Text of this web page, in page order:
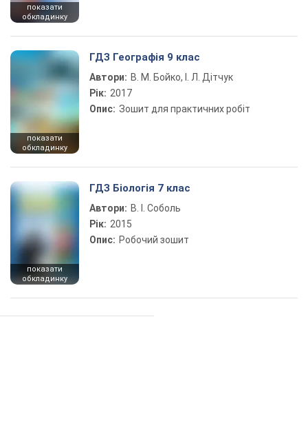
показати
обкладинку
показати
обкладинку
ГДЗ Географія 9 клас
Автори: В. М. Бойко, І. Л. Дітчук
Рік: 2017
Опис: Зошит для практичних робіт
показати
обкладинку
ГДЗ Біологія 7 клас
Автори: В. І. Соболь
Рік: 2015
Опис: Робочий зошит